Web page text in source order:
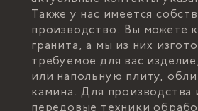
Также у нас имеется
производство. Вы можете
гранита, а мы из них
требуемое для вас
или напольную плиту,
камина. Для производства
передовые техники